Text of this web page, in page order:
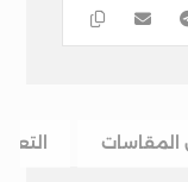
المقاسات